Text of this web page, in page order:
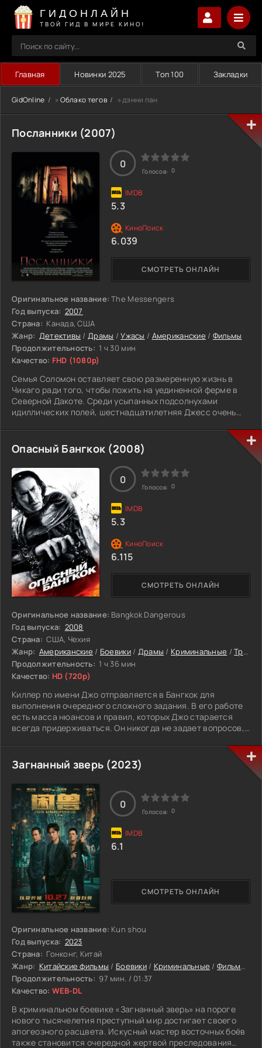
ГИДОНЛАЙН
ТВОЙ ГИД В МИРЕ КИНО!
Главная Новинки 2025 Топ 100 Закладки
GidOnline » Облако тегов » дэнни пан
Посланники (2007)
Оригинальное название: The Messengers
Год выпуска: 2007
Страна: Канада, США
Жанр: Детективы /Драмы /Ужасы / Американские / Фильмы
Продолжительность: 1 ч 30 мин
Качество: FHD (1080p)
Семья Соломон оставляет свою размеренную жизнь в
Чикаго ради того, чтобы пожить на уединенной ферме в
Северной Дакоте. Среди усыпанных подсолнухами
идиллических полей, шестнадцатилетняя Джесс очень
уединение. Сразу после переезда, Джесс и ее трехлетний
брат Бен видят зловещих призраков, которых никто кроме
них не замечает.
Когда призраки начинают вести себя агрессивно, у
родителей появляются сомнения в психическом здоровье
Джесс. Ее небезоблачное прошлое сталкивается с
прошлым тех, кто когда-то жил в этом доме - опасное
соседство для раздираемого противоречиями подростка.
Ей не верят те, кого она отчаянно пытается предупредить,
пока еще не слишком поздно...
СМОТРЕТЬ ОНЛАЙН
0
Голосов: 0
5.3
6.039
Опасный Бангкок (2008)
Оригинальное название: Bangkok Dangerous
Год выпуска: 2008
Страна: США, Чехия
Жанр: Американские / Боевики/ Драмы / Криминальные /Триллеры
Продолжительность: 1 ч 36 мин
Качество: HD (720p)
Киллер по имени Джо отправляется в Бангкок для
выполнения очередного сложного задания. В его работе
есть масса нюансов и правил, которых Джо старается
всегда придерживаться. Он никогда не задает вопросов,
интересуется людьми, не имеющими отношение к делу, но
всегда знает, когда нужно уйти.
В помощь на задание в Бангкоке Джо нанимает
карманного воришку по имени Конг, и, проявив к нему
интерес, нарушает одно из своих правил. Взяв Конга в
ученики, он и не представлял, к каким последствиям это
может привести. И как тщательно спланированные
действия, в результате могут привести к абсолютно
неожиданным последствиям...
СМОТРЕТЬ ОНЛАЙН
0
Голосов: 0
5.3
6.115
Загнанный зверь (2023)
Оригинальное название: Kun shou
Год выпуска: 2023
Страна: Гонконг, Китай
Жанр: Китайские фильмы / Боевики/ Криминальные /Фильмы 2023
Продолжительность: 97 мин. / 01:37
Качество: WEB-DL
В криминальном боевике «Загнанный зверь» на пороге
нового тысячелетия преступный мир достигает своего
апогеозного расцвета. Искусный мастер восточных боёв
также становится очередной жертвой преследования
СМОТРЕТЬ ОНЛАЙН
0
Голосов: 0
6.1